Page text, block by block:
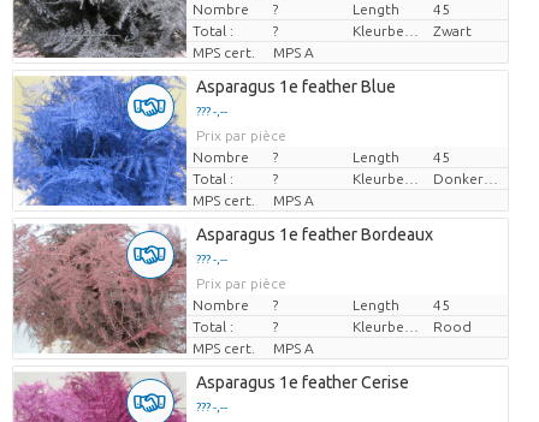
Nombre
? Length
45
Total :
?
Zwart
MPS cert.
MPS A
Asparagus 1e feather Blue
??? -,--
Prix par pièce
Nombre
? Length
45
Total :
?
MPS cert.
MPS A
Asparagus 1e feather Bordeaux
??? -,--
Prix par pièce
Nombre
? Length
45
Total :
?
Rood
MPS cert.
MPS A
Asparagus 1e feather Cerise
??? -,--